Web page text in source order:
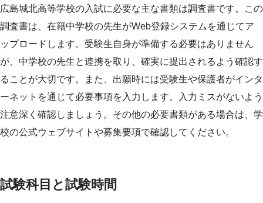
広島城北高等学校の入試に必要な主な書類は調査書です。この
調査書は、在籍中学校の先生がWeb登録システムを通じてア
ップロードします。受験生自身が準備する必要はありません
が、中学校の先生と連携を取り、確実に提出されるよう確認す
ることが大切です。また、出願時には受験生や保護者がインタ
ーネットを通じて必要事項を入力します。入力ミスがないよう
注意深く確認しましょう。その他の必要書類がある場合は、学
校の公式ウェブサイトや募集要項で確認してください。
試験科目と試験時間